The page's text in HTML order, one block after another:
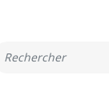
Que recherchez-